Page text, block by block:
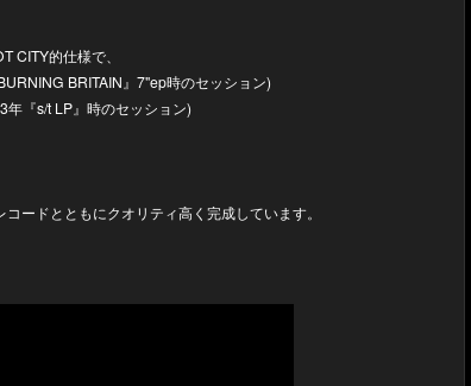
CITY的仕様で、
BRITAIN』7"ep時のセッション)
『s/t LP』時のセッション)
ードとともにクオリティ高く完成しています。